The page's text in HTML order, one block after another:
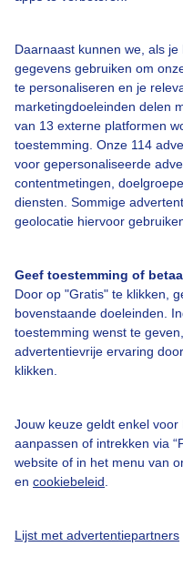
Daarnaast kunnen we, als
gegevens gebruiken om
te personaliseren en je
marketingdoeleinden delen
van 13 externe platformen
toestemming. Onze 114
voor gepersonaliseerde
contentmetingen,
diensten. Sommige
geolocatie hiervoor
Geef toestemming of
Door op "Gratis" te klikken,
bovenstaande doeleinden.
toestemming wenst te
advertentievrije ervaring
klikken.
Jouw keuze geldt enkel
aanpassen of intrekken via
website of in het menu van
en cookiebeleid
Lijst met advertentiepartners
Een
Bedrijfsgegevens
Veelgestelde vragen
Contact
Gebruikersvoorwaarden
Adverteren
Buienradar Team
Cookie beleid